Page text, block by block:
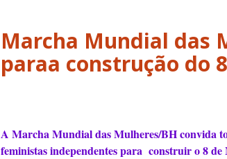
Marcha Mundial das
A Marcha Mundial das Mulheres/BH convida
feministas independentes para construir o 8 de